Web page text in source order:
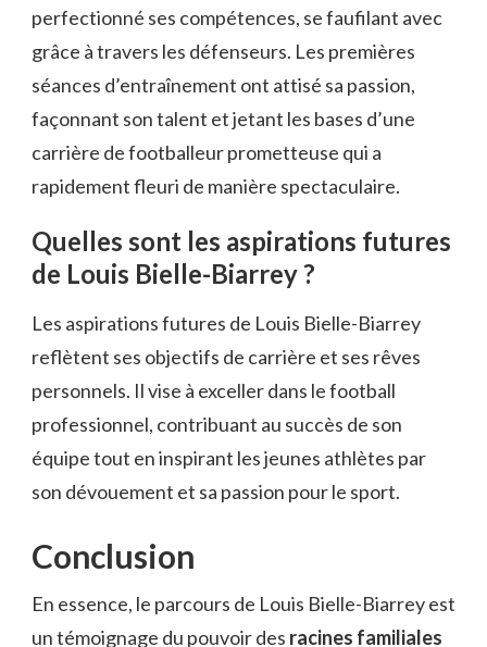
perfectionné ses compétences, se faufilant avec
grâce à travers les défenseurs. Les premières
séances d’entraînement ont attisé sa passion,
façonnant son talent et jetant les bases d’une
carrière de footballeur prometteuse qui a
rapidement fleuri de manière spectaculaire.
Quelles sont les aspirations futures
de Louis Bielle-Biarrey ?
Les aspirations futures de Louis Bielle-Biarrey
reflètent ses objectifs de carrière et ses rêves
personnels. Il vise à exceller dans le football
professionnel, contribuant au succès de son
équipe tout en inspirant les jeunes athlètes par
son dévouement et sa passion pour le sport.
Conclusion
En essence, le parcours de Louis Bielle-Biarrey est
un témoignage du pouvoir des racines familiales